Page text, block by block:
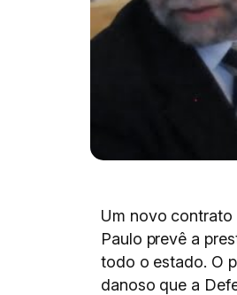
Um novo contrato
Paulo prevê a
todo o estado. O
danoso que a